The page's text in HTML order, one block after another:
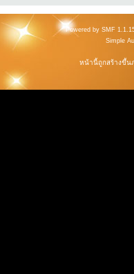
Powered by SMF
Simple
หน้านี้ถูกสร้างขึ้น